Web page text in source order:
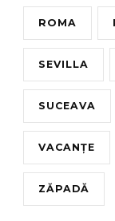
ROMA
SEVILLA
SUCEAVA
VACANȚE
ZĂPADĂ